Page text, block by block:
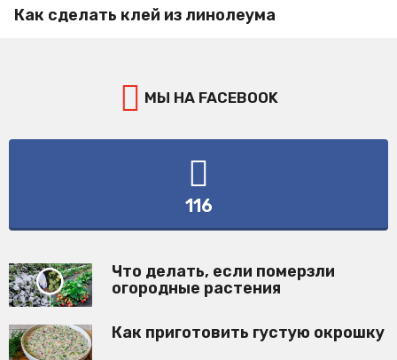
Как сделать клей из линолеума
МЫ НА FACEBOOK
116
Что делать, если померзли
огородные растения
Как приготовить густую окрошку